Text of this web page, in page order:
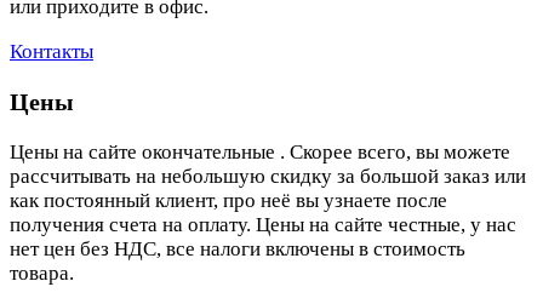
или приходите в офис.
Контакты
Цены
Цены на сайте окончательные . Скорее всего, вы можете
рассчитывать на небольшую скидку за большой заказ или
как постоянный клиент, про неё вы узнаете после
получения счета на оплату. Цены на сайте честные, у нас
нет цен без НДС, все налоги включены в стоимость
товара.